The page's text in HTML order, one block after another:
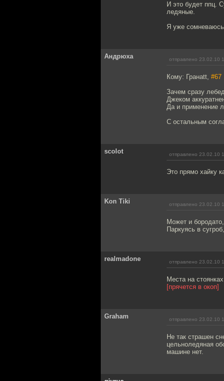
И это будет ппц.
ледяные.
Я уже сомневаюсь
Андрюха отправлено 23.02.10
Кому: Гранаtt, #67
Зачем сразу
Джеком
Да и применение
С остальным
scolot отправлено 23.02.10
Это прямо хайку
Kon Tiki отправлено 23.02.10
Может и
Паркуясь в
realmadone отправлено 23.02.10
Места на
[прячется в окоп]
Graham отправлено 23.02.10
Не так страшен
цельноледяная
машине нет.